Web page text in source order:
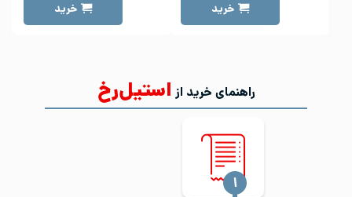
خرید خرید
راهنمای خرید از استیل‌رخ
‍۱